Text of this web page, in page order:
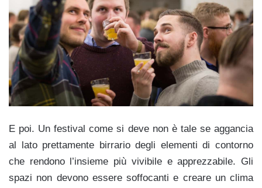
E poi. Un festival come si deve non è tale se aggancia
al lato prettamente birrario degli elementi di contorno
che rendono l’insieme più vivibile e apprezzabile. Gli
spazi non devono essere soffocanti e creare un clima